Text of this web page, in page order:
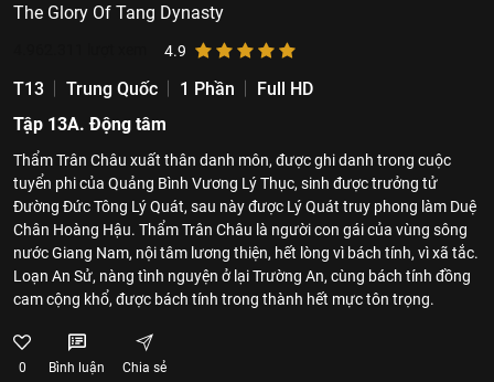
The Glory Of Tang Dynasty
4.9
T13 Trung Quốc 1 Phần
Full HD
Tập 13A. Động tâm
Thẩm Trân Châu xuất thân danh môn, được ghi danh trong cuộc
tuyển phi của Quảng Bình Vương Lý Thục, sinh được trưởng tử
Đường Đức Tông Lý Quát, sau này được Lý Quát truy phong làm Duệ
Chân Hoàng Hậu. Thẩm Trân Châu là người con gái của vùng sông
nước Giang Nam, nội tâm lương thiện, hết lòng vì bách tính, vì xã tắc.
Loạn An Sử, nàng tình nguyện ở lại Trường An, cùng bách tính đồng
cam cộng khổ, được bách tính trong thành hết mực tôn trọng.
0 Bình luận Chia sẻ